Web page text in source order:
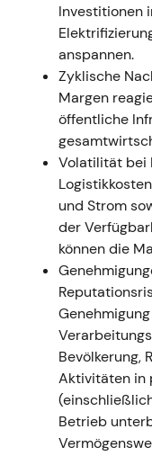
Ereignis:Der
daraus
Sektor.
Russland ein
gleichzeitig
durchgesetzt.
auf 21,1 Mrd.
durch die
[10][11][9][14].
Einordnung:
wandelte
Resilienz und
Vordergrund
(Russland)
Technisch:
und
höhere Tail-
Investitionen
anspannen.
Zyklische
Margen
öffentliche
Volatilität bei
und Strom
der
können die
Bevölkerung,
Aktivitäten in
Betrieb